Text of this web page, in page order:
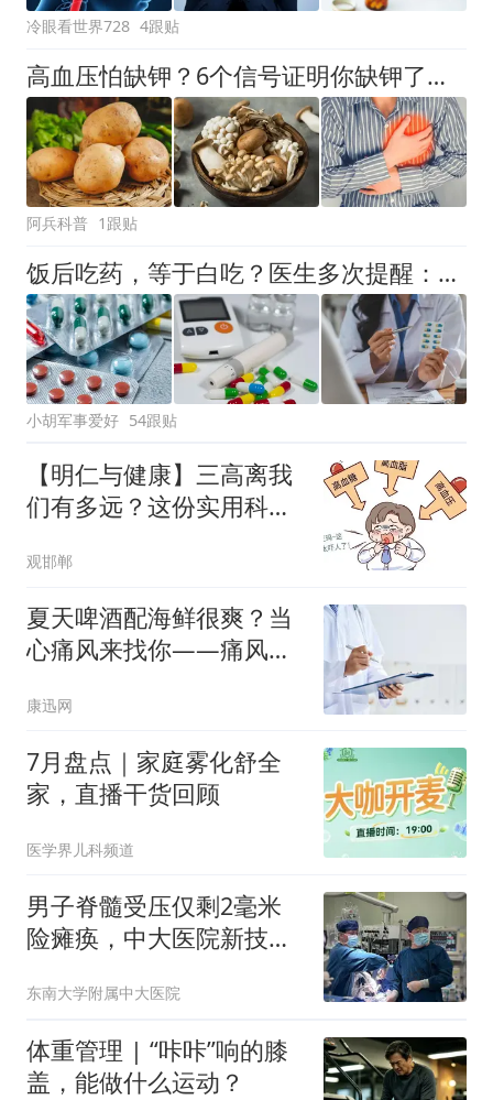
冷眼看世界728 4跟贴
高血压怕缺钾？6个信号证明你缺钾了，提醒：3类食物可帮忙补钾
阿兵科普 1跟贴
饭后吃药，等于白吃？医生多次提醒：一天中这些时间吃药才最好
小胡军事爱好 54跟贴
【明仁与健康】三高离我
们有多远？这份实用科普
观邯郸
夏天啤酒配海鲜很爽？当
心痛风来找你——痛风发
康迅网
7月盘点｜家庭雾化舒全
家，直播干货回顾
医学界儿科频道
男子脊髓受压仅剩2毫米
险瘫痪，中大医院新技术
东南大学附属中大医院
体重管理 | “咔咔”响的膝
盖，能做什么运动？